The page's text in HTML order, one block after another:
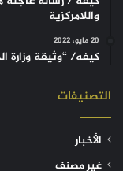
واللامركزية
20 مايو، 2022
كيفه/ “وثيقة
التصنيفات
الأخبار
غير مصنف